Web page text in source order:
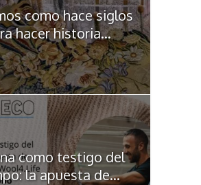
como hace siglos
hacer historia...
como testigo del
la apuesta de...